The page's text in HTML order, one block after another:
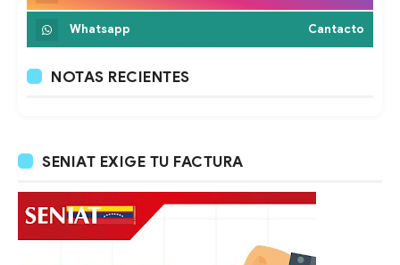
Whatsapp Cantacto
NOTAS RECIENTES
SENIAT EXIGE TU FACTURA